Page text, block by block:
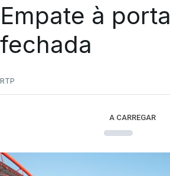
Empate à porta
fechada
RTP
A CARREGAR